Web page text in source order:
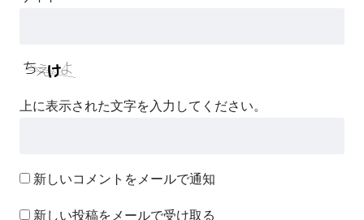
上に表示された文字を入力してください。
新しいコメントをメールで通知
新しい投稿をメールで受け取る